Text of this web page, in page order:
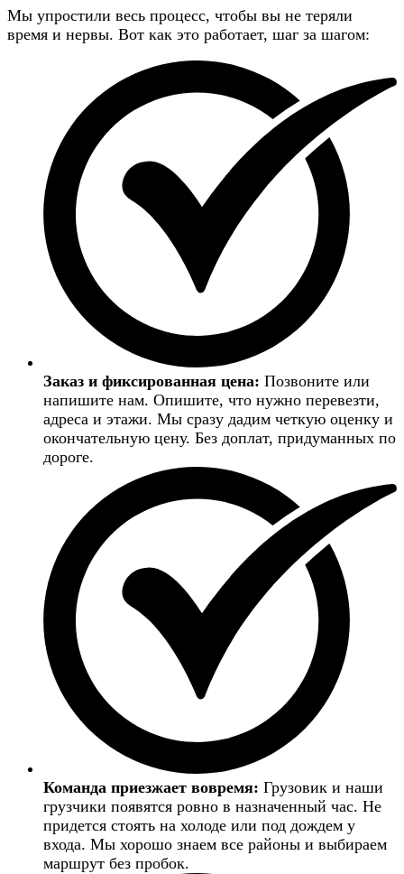
Мы упростили весь процесс, чтобы вы не теряли
время и нервы. Вот как это работает, шаг за шагом:
Заказ и фиксированная цена: Позвоните или
напишите нам. Опишите, что нужно перевезти,
адреса и этажи. Мы сразу дадим четкую оценку и
окончательную цену. Без доплат, придуманных по
дороге.
Команда приезжает вовремя: Грузовик и наши
грузчики появятся ровно в назначенный час. Не
придется стоять на холоде или под дождем у
входа. Мы хорошо знаем все районы и выбираем
маршрут без пробок.